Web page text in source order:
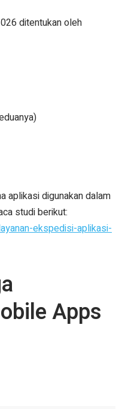
ditentukan oleh
aplikasi digunakan dalam
studi berikut:
ekspedisi-aplikasi-
Apps